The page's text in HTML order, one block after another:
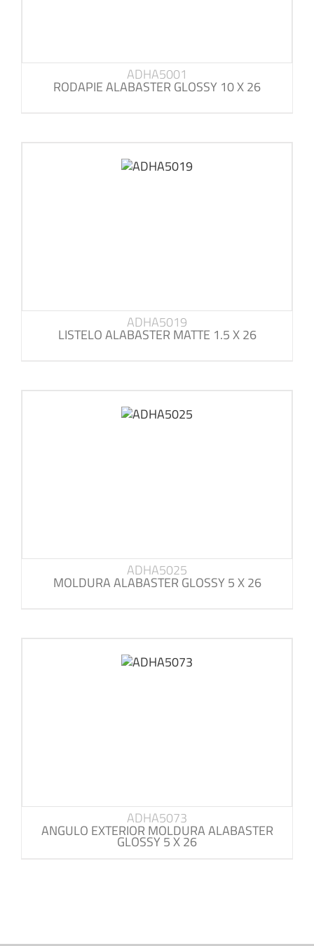
ADHA5001
RODAPIE ALABASTER GLOSSY 10 X 26
ADHA5019
LISTELO ALABASTER MATTE 1.5 X 26
ADHA5025
MOLDURA ALABASTER GLOSSY 5 X 26
ADHA5073
ANGULO EXTERIOR MOLDURA ALABASTER
GLOSSY 5 X 26